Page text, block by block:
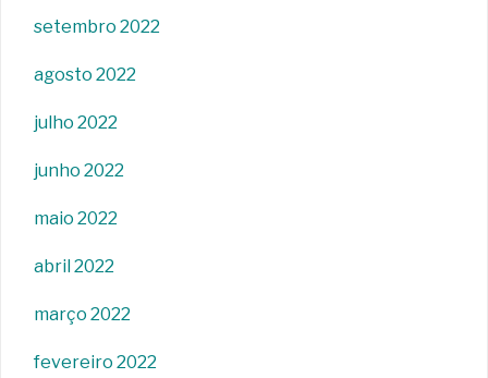
setembro 2022
agosto 2022
julho 2022
junho 2022
maio 2022
abril 2022
março 2022
fevereiro 2022